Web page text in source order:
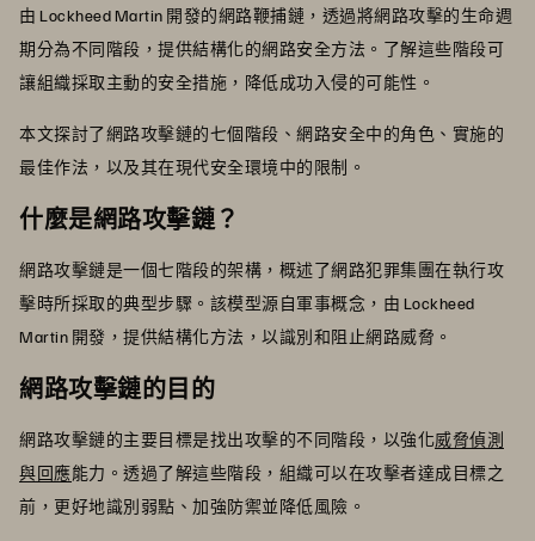
由 Lockheed Martin 開發的網路鞭捕鏈，透過將網路攻擊的生命週
期分為不同階段，提供結構化的網路安全方法。了解這些階段可
讓組織採取主動的安全措施，降低成功入侵的可能性。
本文探討了網路攻擊鏈的七個階段、網路安全中的角色、實施的
最佳作法，以及其在現代安全環境中的限制。
什麼是網路攻擊鏈？
網路攻擊鏈是一個七階段的架構，概述了網路犯罪集團在執行攻
擊時所採取的典型步驟。該模型源自軍事概念，由 Lockheed
Martin 開發，提供結構化方法，以識別和阻止網路威脅。
網路攻擊鏈的目的
網路攻擊鏈的主要目標是找出攻擊的不同階段，以強化威脅偵測
與回應能力。透過了解這些階段，組織可以在攻擊者達成目標之
前，更好地識別弱點、加強防禦並降低風險。